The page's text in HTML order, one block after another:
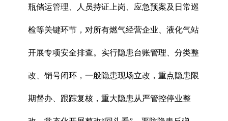
瓶储运管理、人员持证上岗、应急预案及日常巡
检等关键环节，对所有燃气经营企业、液化气站
开展专项安全排查。实行隐患台账管理、分类整
改、销号闭环，一般隐患现场立改，重点隐患限
期督办、跟踪复核，重大隐患从严管控停业整